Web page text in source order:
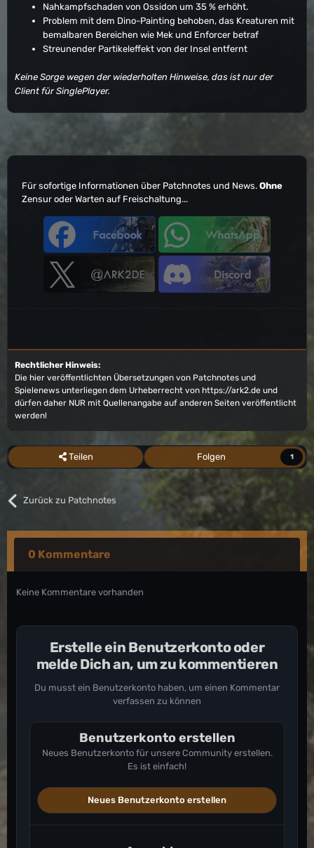
Nahkampfschaden von Ossidon um 35 % erhöht.
Problem mit dem Dino-Painting behoben, das Kreaturen mit
bemalbaren Bereichen wie Mek und Enforcer betraf
Streunender Partikeleffekt von der Insel entfernt
Keine Sorge wegen der wiederholten Hinweise, das ist nur der
Client für SinglePlayer.
Für sofortige Informationen über Patchnotes und News. Ohne
Zensur oder Warten auf Freischaltung...
Rechtlicher Hinweis:
Die hier veröffentlichten Übersetzungen von Patchnotes und
Spielenews unterliegen dem Urheberrecht von https://ark2.de und
dürfen daher NUR mit Quellenangabe auf anderen Seiten veröffentlicht
werden!
Teilen Folgen 1
Zurück zu Patchnotes
0 Kommentare
Keine Kommentare vorhanden
Erstelle ein Benutzerkonto oder
melde Dich an, um zu kommentieren
Du musst ein Benutzerkonto haben, um einen Kommentar
verfassen zu können
Benutzerkonto erstellen
Neues Benutzerkonto für unsere Community erstellen.
Es ist einfach!
Neues Benutzerkonto erstellen